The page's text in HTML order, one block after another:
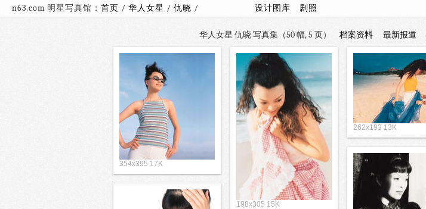
n63.com 明星写真馆： 首页 / 华人女星 / 仇晓 / 设计图库 剧照
华人女星 仇晓 写真集（50 幅, 5 页） 档案资料 最新报道
354x395 17K
198x305 15K
262x193 13K